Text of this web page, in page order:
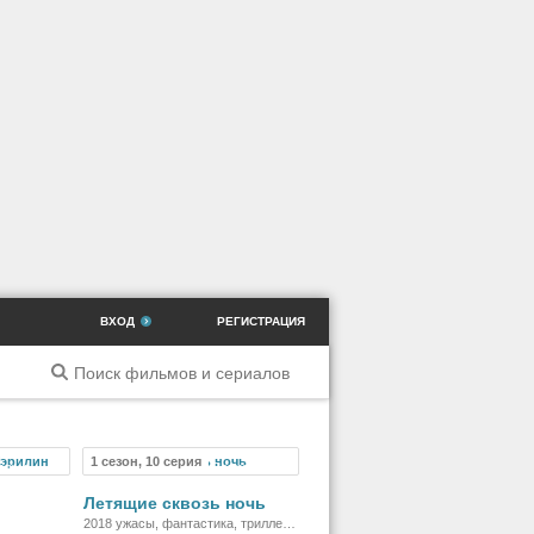
ВХОД РЕГИСТРАЦИЯ
1 сезон, 10 серия Сериал
Летящие сквозь ночь
2018 ужасы, фантастика, триллер,